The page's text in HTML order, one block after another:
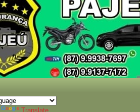
Translate